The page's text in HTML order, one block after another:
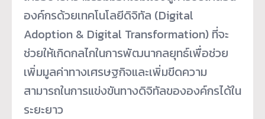
องค์กรด้วยเทคโนโลยีดิจิทัล (Digital
Adoption & Digital Transformation) ที่จะ
ช่วยให้เกิดกลไกในการพัฒนากลยุทธ์เพื่อช่วย
เพิ่มมูลค่าทางเศรษฐกิจและเพิ่มขีดความ
สามารถในการแข่งขันทางดิจิทัลขององค์กรได้ใน
ระยะยาว